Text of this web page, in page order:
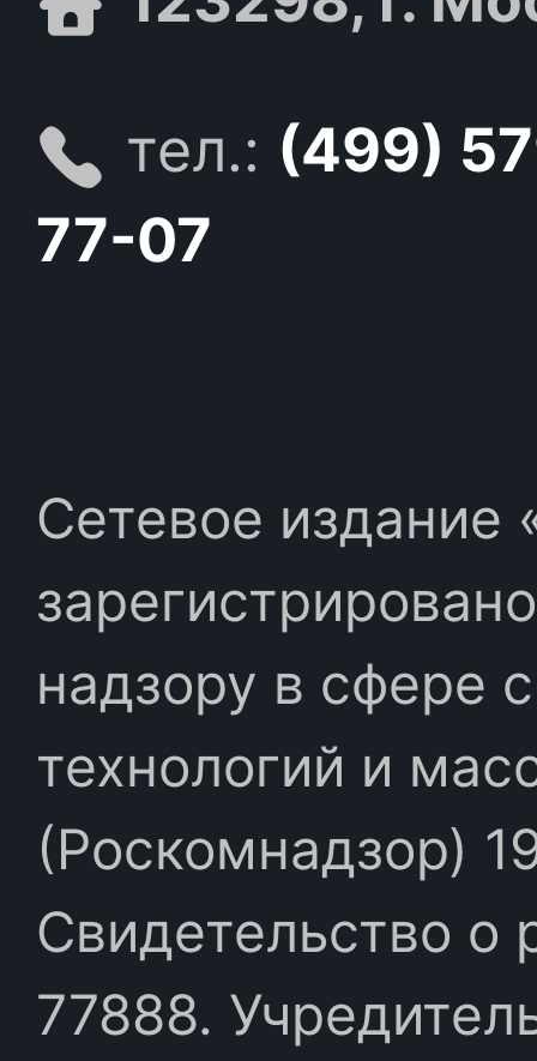
тел.: (499)
77-07
Сетевое издание
надзору в сфере
технологий и
(Роскомнадзор)
Свидетельство
77888.